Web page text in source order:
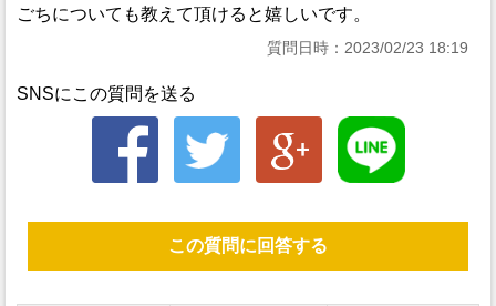
ごちについても教えて頂けると嬉しいです。
質問日時：2023/02/23 18:19
SNSにこの質問を送る
この質問に回答する